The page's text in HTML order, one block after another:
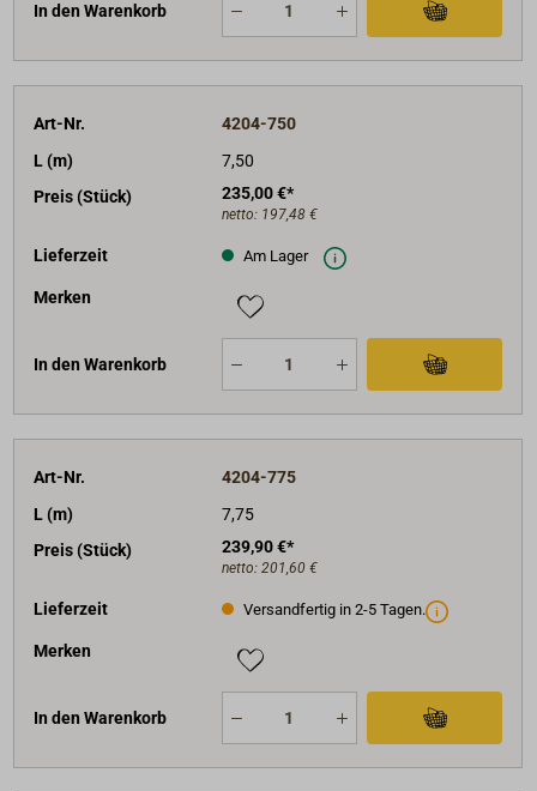
In den Warenkorb
Art-Nr.
4204-750
L (m)
7,50
Preis (Stück)
235,00 €*
netto: 197,48 €
Lieferzeit Am Lager
Merken
In den Warenkorb
Art-Nr.
4204-775
L (m)
7,75
Preis (Stück)
239,90 €*
netto: 201,60 €
Lieferzeit Versandfertig in 2-5 Tagen.
Merken
In den Warenkorb